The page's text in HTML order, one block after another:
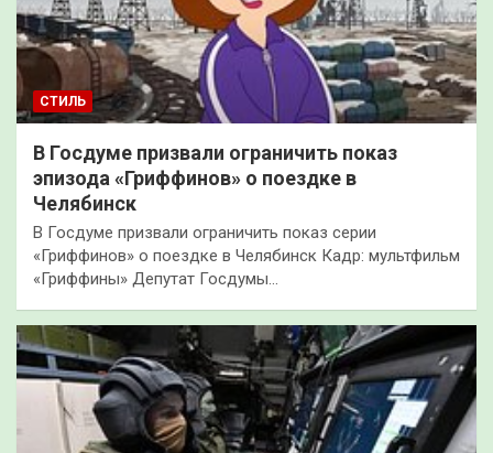
СТИЛЬ
В Госдуме призвали ограничить показ
эпизода «Гриффинов» о поездке в
Челябинск
В Госдуме призвали ограничить показ серии
«Гриффинов» о поездке в Челябинск Кадр: мультфильм
«Гриффины» Депутат Госдумы…